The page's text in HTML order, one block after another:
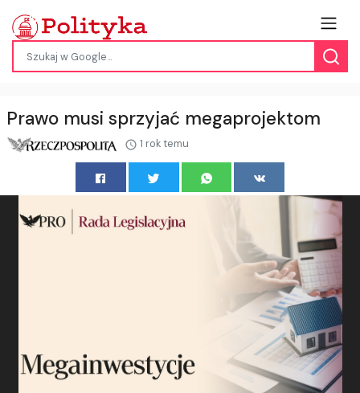
Prawo musi sprzyjać megaprojektom
1 rok temu